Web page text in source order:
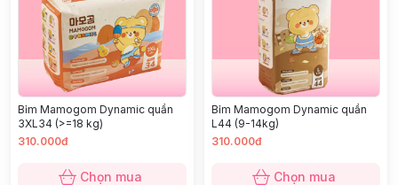
Bỉm Mamogom Dynamic quần
3XL34 (>=18 kg)
310.000đ
Chọn mua
Bỉm Mamogom Dynamic quần
L44 (9-14kg)
310.000đ
Chọn mua